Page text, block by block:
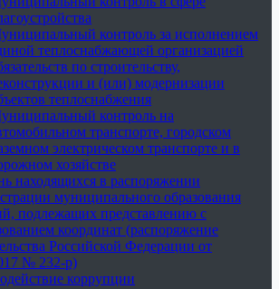
контроль за исполнением
теплоснабжающей организацией
по строительству,
и (или) модернизации
теплоснабжения
контроль на
транспорте, городском
электрическом транспорте и в
хозяйстве
находящихся в распоряжении
муниципального образования
подлежащих представлению с
координат (распоряжение
Российской Федерации от
№ 232-р)
коррупции